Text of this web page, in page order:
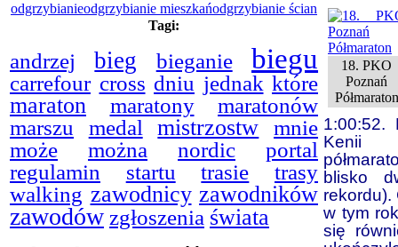
odgrzybianieodgrzybianie mieszkańodgrzybianie ścian
Tagi:
andrzej bieg bieganie biegu
carrefour cross dniu jednak które
maraton maratony maratonów
marszu medal mistrzostw
mnie
może
można nordic
portal
regulamin
startu trasie trasy
walking zawodnicy zawodników
zawodów zgłoszenia świata
18. PKO
Poznań
Półmaraton
1:00:52.
Kenii
blisko
rekordu).
w tym
się